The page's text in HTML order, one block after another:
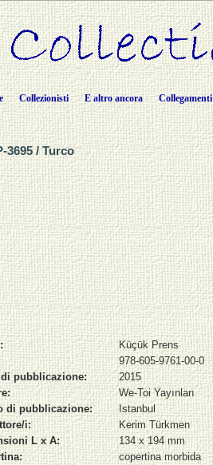
Collezionisti E altro ancora Collegamenti
3695 / Turco
Küçük Prens
978-605-9761-00-0
pubblicazione:
2015
We-Toi Yayınları
di pubblicazione:
Istanbul
i:
Kerim Türkmen
L x A:
134 x 194 mm
copertina morbida